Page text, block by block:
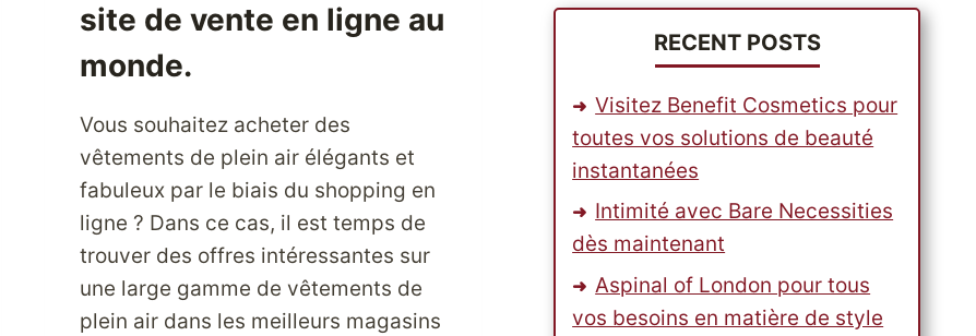
site de vente en ligne au
monde.
Vous souhaitez acheter des
vêtements de plein air élégants et
fabuleux par le biais du shopping en
ligne ? Dans ce cas, il est temps de
trouver des offres intéressantes sur
une large gamme de vêtements de
plein air dans les meilleurs magasins
RECENT POSTS
Visitez Benefit Cosmetics pour
toutes vos solutions de beauté
instantanées
Intimité avec Bare Necessities
dès maintenant
Aspinal of London pour tous
vos besoins en matière de style